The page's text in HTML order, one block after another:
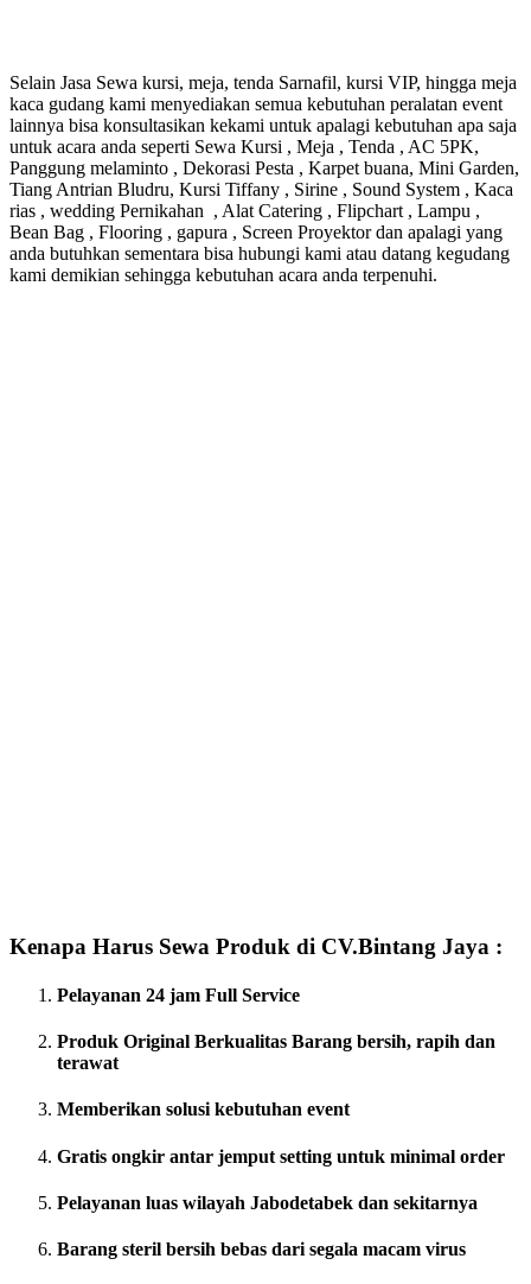
Selain Jasa Sewa kursi, meja, tenda Sarnafil, kursi VIP, hingga meja
kaca gudang kami menyediakan semua kebutuhan peralatan event
lainnya bisa konsultasikan kekami untuk apalagi kebutuhan apa saja
untuk acara anda seperti Sewa Kursi , Meja , Tenda , AC 5PK,
Panggung melaminto , Dekorasi Pesta , Karpet buana, Mini Garden,
Tiang Antrian Bludru, Kursi Tiffany , Sirine , Sound System , Kaca
rias , wedding Pernikahan , Alat Catering , Flipchart , Lampu ,
Bean Bag , Flooring , gapura , Screen Proyektor dan apalagi yang
anda butuhkan sementara bisa hubungi kami atau datang kegudang
kami demikian sehingga kebutuhan acara anda terpenuhi.
Kenapa Harus Sewa Produk di CV.Bintang Jaya :
Pelayanan 24 jam Full Service
Produk Original Berkualitas Barang bersih, rapih dan
terawat
Memberikan solusi kebutuhan event
Gratis ongkir antar jemput setting untuk minimal order
Pelayanan luas wilayah Jabodetabek dan sekitarnya
Barang steril bersih bebas dari segala macam virus